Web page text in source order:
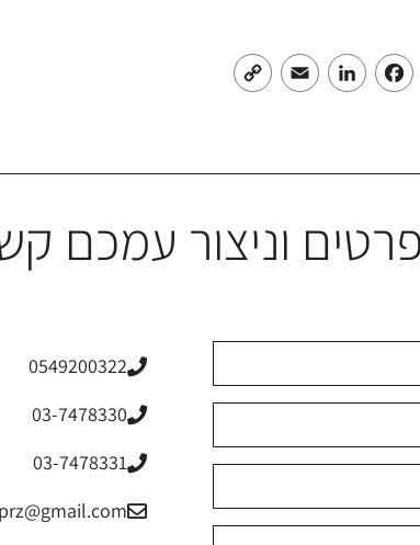
Facebook
LinkedIn
Email
Copy
פרטים וניצור עמכם
0549200322
03-7478330
03-7478331